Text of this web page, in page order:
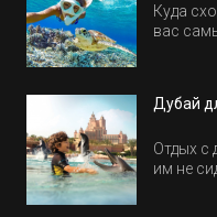
Куда
вас
Дубай
Отдых с
им не